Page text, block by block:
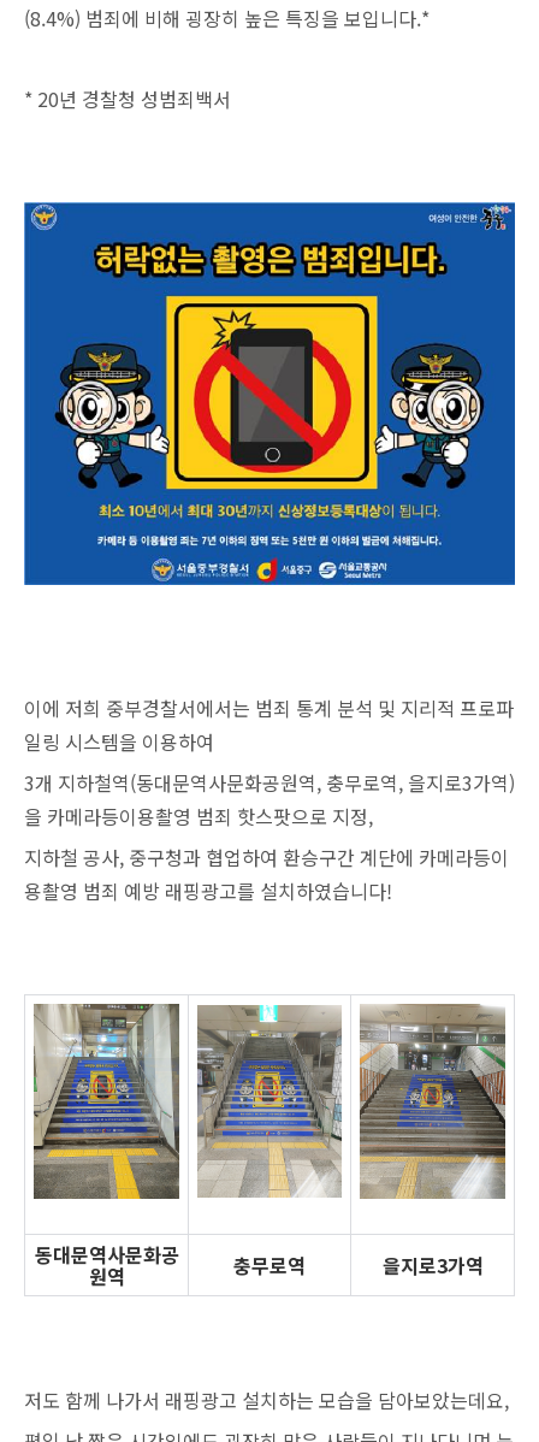
(8.4%) 범죄에 비해 굉장히 높은 특징을 보입니다.*
* 20년 경찰청 성범죄백서
이에 저희 중부경찰서에서는 범죄 통계 분석 및 지리적 프로파
일링 시스템을 이용하여
3개 지하철역(동대문역사문화공원역, 충무로역, 을지로3가역)
을 카메라등이용촬영 범죄 핫스팟으로 지정,
지하철 공사, 중구청과 협업하여 환승구간 계단에 카메라등이
용촬영 범죄 예방 래핑광고를 설치하였습니다!
동대문역사문화공
원역 충무로역 을지로3가역
저도 함께 나가서 래핑광고 설치하는 모습을 담아보았는데요,